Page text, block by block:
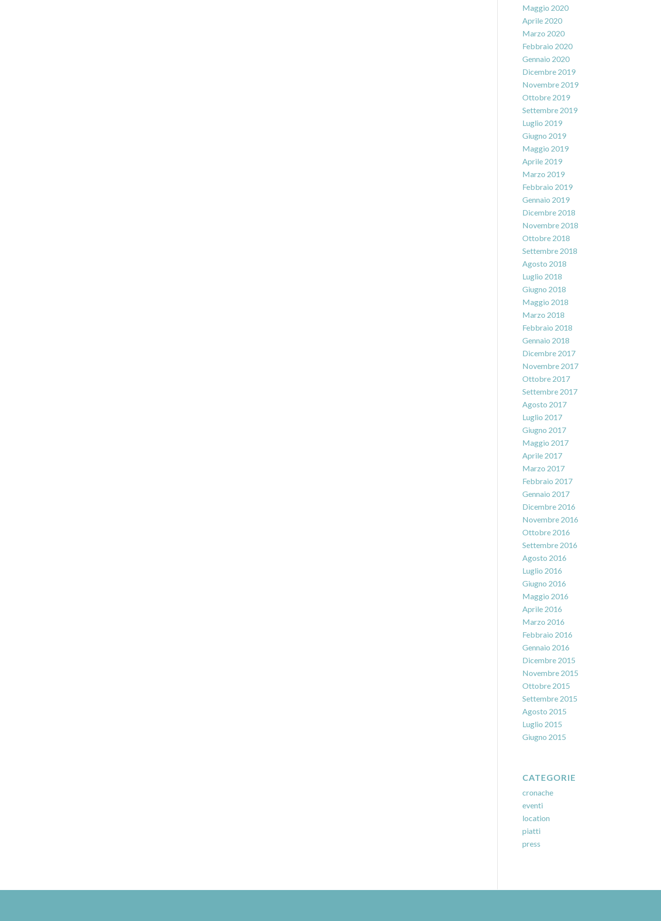
Maggio 2020
Aprile 2020
Marzo 2020
Febbraio 2020
Gennaio 2020
Dicembre 2019
Novembre 2019
Ottobre 2019
Settembre 2019
Luglio 2019
Giugno 2019
Maggio 2019
Aprile 2019
Marzo 2019
Febbraio 2019
Gennaio 2019
Dicembre 2018
Novembre 2018
Ottobre 2018
Settembre 2018
Agosto 2018
Luglio 2018
Giugno 2018
Maggio 2018
Marzo 2018
Febbraio 2018
Gennaio 2018
Dicembre 2017
Novembre 2017
Ottobre 2017
Settembre 2017
Agosto 2017
Luglio 2017
Giugno 2017
Maggio 2017
Aprile 2017
Marzo 2017
Febbraio 2017
Gennaio 2017
Dicembre 2016
Novembre 2016
Ottobre 2016
Settembre 2016
Agosto 2016
Luglio 2016
Giugno 2016
Maggio 2016
Aprile 2016
Marzo 2016
Febbraio 2016
Gennaio 2016
Dicembre 2015
Novembre 2015
Ottobre 2015
Settembre 2015
Agosto 2015
Luglio 2015
Giugno 2015
CATEGORIE
cronache
eventi
location
piatti
press